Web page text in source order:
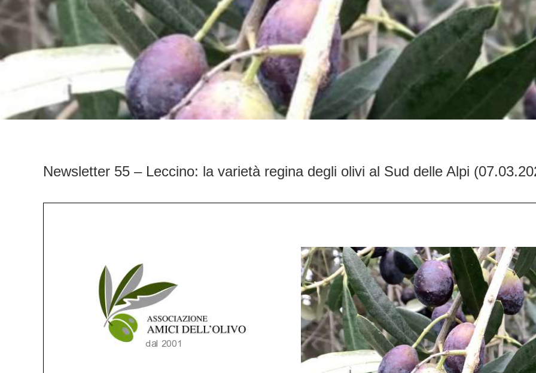
Newsletter 55 – Leccino: la varietà regina degli olivi al Sud delle Alpi